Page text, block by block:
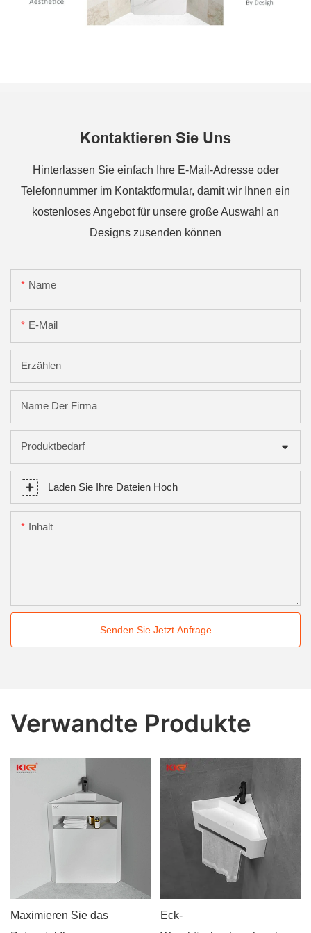
Kontaktieren Sie Uns
Hinterlassen Sie einfach Ihre E-Mail-Adresse oder
Telefonnummer im Kontaktformular, damit wir Ihnen ein
kostenloses Angebot für unsere große Auswahl an
Designs zusenden können
Name
E-Mail
Erzählen
Name Der Firma
Produktbedarf
Laden Sie Ihre Dateien Hoch
Inhalt
Senden Sie Jetzt Anfrage
Verwandte Produkte
Maximieren Sie das
Eck-